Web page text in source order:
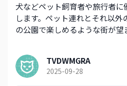
犬などペット飼育者や旅行者
します。ペット連れとそれ以外
の公園で楽しめるような街が望
TVDWMGRA
2025-09-28